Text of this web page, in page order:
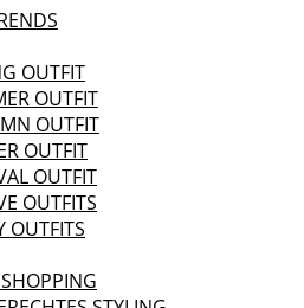
OUTFIT
OUTFIT
OUTFIT
OUTFIT
OUTFIT
OUTFITS
OUTFITS